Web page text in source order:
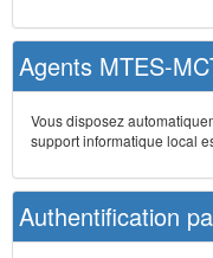
Agents MTES-
Vous disposez
support informatique local
Authentification